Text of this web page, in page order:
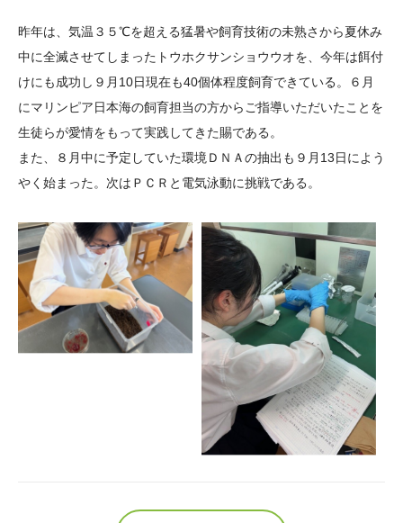
役員・評議員 公開情報
年報一覧 中谷財団レポート
大学院生奨学金
国際学生交流プログラ
ム
科学教育振興助成・
次世代理系人材育成プ
ログラム助成
アクセス よくあるご質問
サイトマップ 中谷財団アーカイブ
日本語 English マイページ
昨年は、気温３５℃を超える猛暑や飼育技術の未熟さから夏休み
中に全滅させてしまったトウホクサンショウウオを、今年は餌付
けにも成功し９月10日現在も40個体程度飼育できている。６月
にマリンピア日本海の飼育担当の方からご指導いただいたことを
生徒らが愛情をもって実践してきた賜である。
また、８月中に予定していた環境ＤＮＡの抽出も９月13日によう
やく始まった。次はＰＣＲと電気泳動に挑戦である。